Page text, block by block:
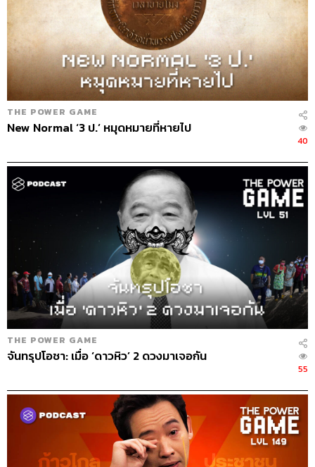
44
ABOUT THE HOST
THE STANDARD PODCAST
ทีมงาน THE STANDARD PODCAST
THE POWER GAME
New Normal ‘3 ป.’ หมุดหมายที่หายไป
40
THE POWER GAME
จันทรุปโอชา: เมื่อ ‘ดาวหิว’ 2 ดวงมาเจอกัน
55